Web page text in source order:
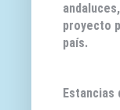
proyecto
país.